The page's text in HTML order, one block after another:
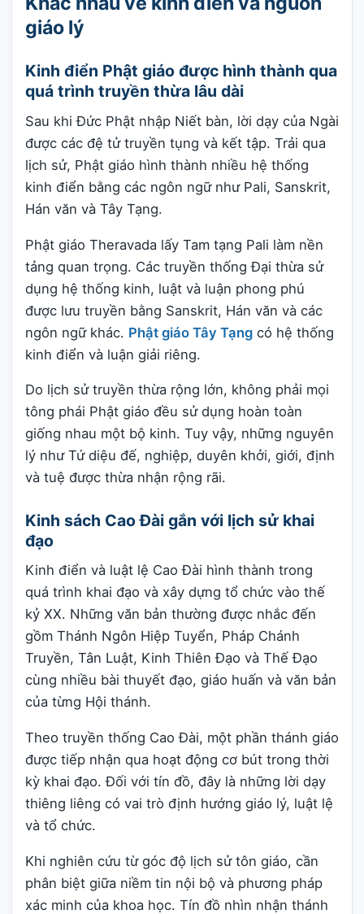
giáo lý
Kinh điển Phật giáo được hình thành qua
quá trình truyền thừa lâu dài
Sau khi Đức Phật nhập Niết bàn, lời dạy của Ngài
được các đệ tử truyền tụng và kết tập. Trải qua
lịch sử, Phật giáo hình thành nhiều hệ thống
kinh điển bằng các ngôn ngữ như Pali, Sanskrit,
Hán văn và Tây Tạng.
Phật giáo Theravada lấy Tam tạng Pali làm nền
tảng quan trọng. Các truyền thống Đại thừa sử
dụng hệ thống kinh, luật và luận phong phú
được lưu truyền bằng Sanskrit, Hán văn và các
ngôn ngữ khác. Phật giáo Tây Tạng có hệ thống
kinh điển và luận giải riêng.
Do lịch sử truyền thừa rộng lớn, không phải mọi
tông phái Phật giáo đều sử dụng hoàn toàn
giống nhau một bộ kinh. Tuy vậy, những nguyên
lý như Tứ diệu đế, nghiệp, duyên khởi, giới, định
và tuệ được thừa nhận rộng rãi.
Kinh sách Cao Đài gắn với lịch sử khai
đạo
Kinh điển và luật lệ Cao Đài hình thành trong
quá trình khai đạo và xây dựng tổ chức vào thế
kỷ XX. Những văn bản thường được nhắc đến
gồm Thánh Ngôn Hiệp Tuyển, Pháp Chánh
Truyền, Tân Luật, Kinh Thiên Đạo và Thế Đạo
cùng nhiều bài thuyết đạo, giáo huấn và văn bản
của từng Hội thánh.
Theo truyền thống Cao Đài, một phần thánh giáo
được tiếp nhận qua hoạt động cơ bút trong thời
kỳ khai đạo. Đối với tín đồ, đây là những lời dạy
thiêng liêng có vai trò định hướng giáo lý, luật lệ
và tổ chức.
Khi nghiên cứu từ góc độ lịch sử tôn giáo, cần
phân biệt giữa niềm tin nội bộ và phương pháp
xác minh của khoa học. Tín đồ nhìn nhận thánh